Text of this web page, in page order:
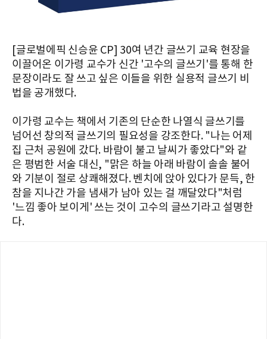
[글로벌에픽 신승윤 CP] 30여 년간 글쓰기 교육 현장을
이끌어온 이가령 교수가 신간 '고수의 글쓰기'를 통해 한
문장이라도 잘 쓰고 싶은 이들을 위한 실용적 글쓰기 비
법을 공개했다.
이가령 교수는 책에서 기존의 단순한 나열식 글쓰기를
넘어선 창의적 글쓰기의 필요성을 강조한다. "나는 어제
집 근처 공원에 갔다. 바람이 불고 날씨가 좋았다"와 같
은 평범한 서술 대신, "맑은 하늘 아래 바람이 솔솔 불어
와 기분이 절로 상쾌해졌다. 벤치에 앉아 있다가 문득, 한
참을 지나간 가을 냄새가 남아 있는 걸 깨달았다"처럼
'느낌 좋아 보이게' 쓰는 것이 고수의 글쓰기라고 설명한
다.